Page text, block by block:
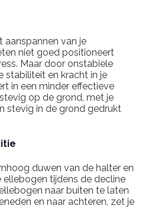
van je
niet goed positioneert
Maar door onstabiele
stabiliteit en kracht in je
in een minder effectieve
op de grond, met je
stevig in de grond gedrukt
duwen van de halter en
tijdens de decline
naar buiten te laten
en naar achteren, zet je